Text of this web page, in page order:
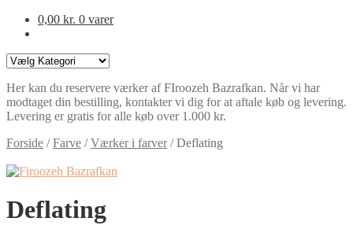
0,00 kr. 0 varer
Varekategorier
Her kan du reservere værker af FIroozeh Bazrafkan. Når vi har
modtaget din bestilling, kontakter vi dig for at aftale køb og levering.
Levering er gratis for alle køb over 1.000 kr.
Forside /Farve /Værker i farver/Deflating
Deflating